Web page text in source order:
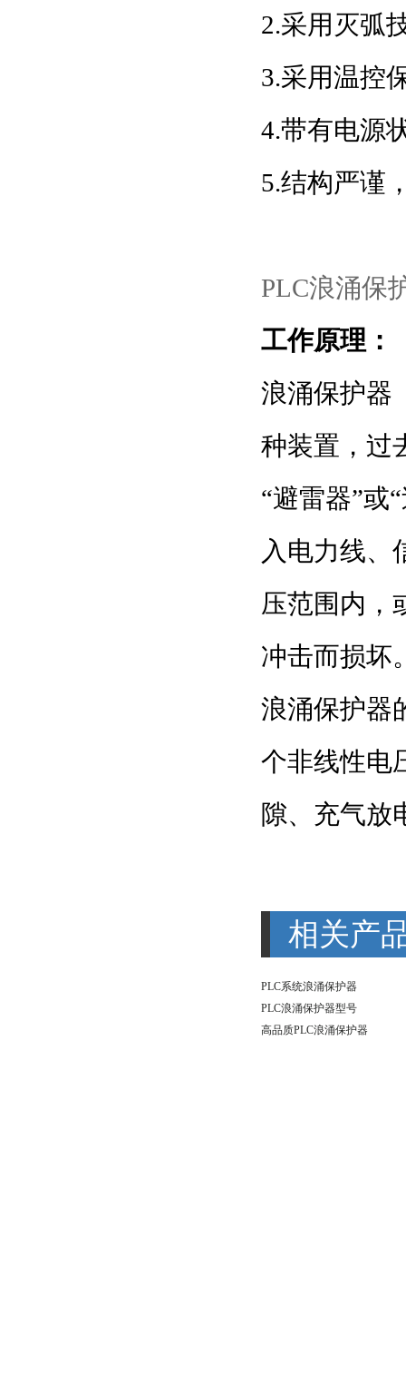
2.采用灭弧
3.采用温控
4.带有电源
5.结构严谨
PLC浪涌保
工作原理：
浪涌保护器
种装置，过
“避雷器”或
入电力线、
压范围内，
冲击而损坏
浪涌保护器
个非线性电
隙、充气放
相关产
PLC系统浪涌保护器
PLC浪涌保护器型号
高品质PLC浪涌保护器